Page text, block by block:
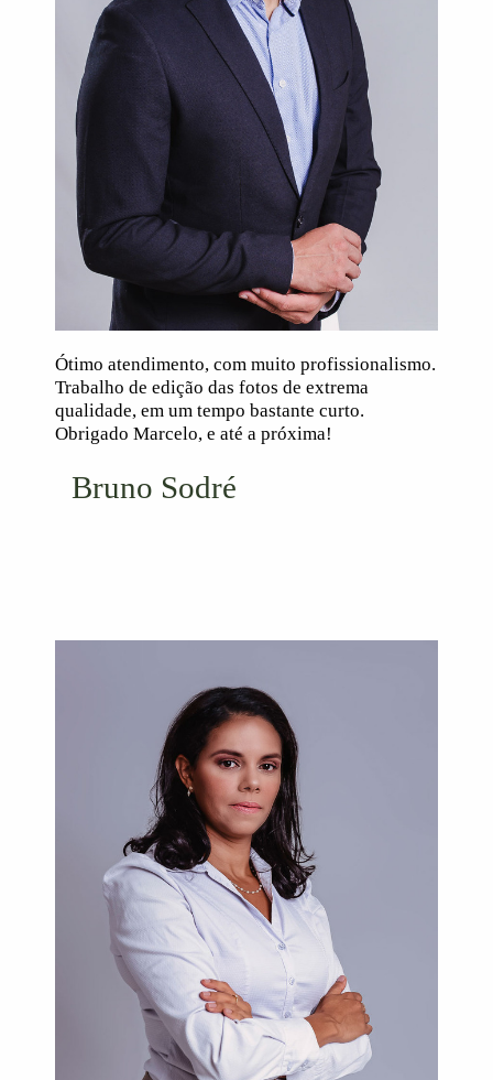
Ótimo atendimento, com muito profissionalismo.
Trabalho de edição das fotos de extrema
qualidade, em um tempo bastante curto.
Obrigado Marcelo, e até a próxima!
Bruno Sodré